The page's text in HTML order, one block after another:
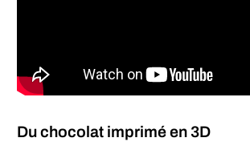
Du chocolat imprimé en 3D